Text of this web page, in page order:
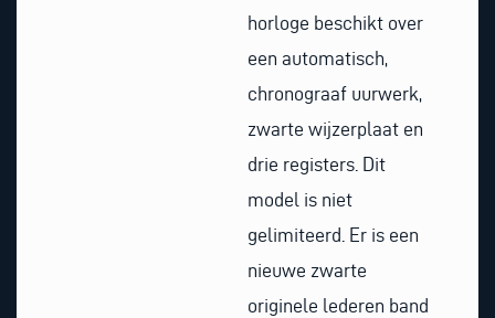
horloge beschikt over
een automatisch,
chronograaf uurwerk,
zwarte wijzerplaat en
drie registers. Dit
model is niet
gelimiteerd. Er is een
nieuwe zwarte
originele lederen band